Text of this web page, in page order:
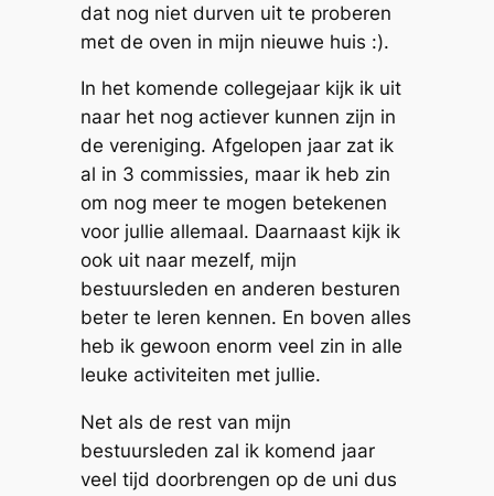
dat nog niet durven uit te proberen
met de oven in mijn nieuwe huis :).
In het komende collegejaar kijk ik uit
naar het nog actiever kunnen zijn in
de vereniging. Afgelopen jaar zat ik
al in 3 commissies, maar ik heb zin
om nog meer te mogen betekenen
voor jullie allemaal. Daarnaast kijk ik
ook uit naar mezelf, mijn
bestuursleden en anderen besturen
beter te leren kennen. En boven alles
heb ik gewoon enorm veel zin in alle
leuke activiteiten met jullie.
Net als de rest van mijn
bestuursleden zal ik komend jaar
veel tijd doorbrengen op de uni dus